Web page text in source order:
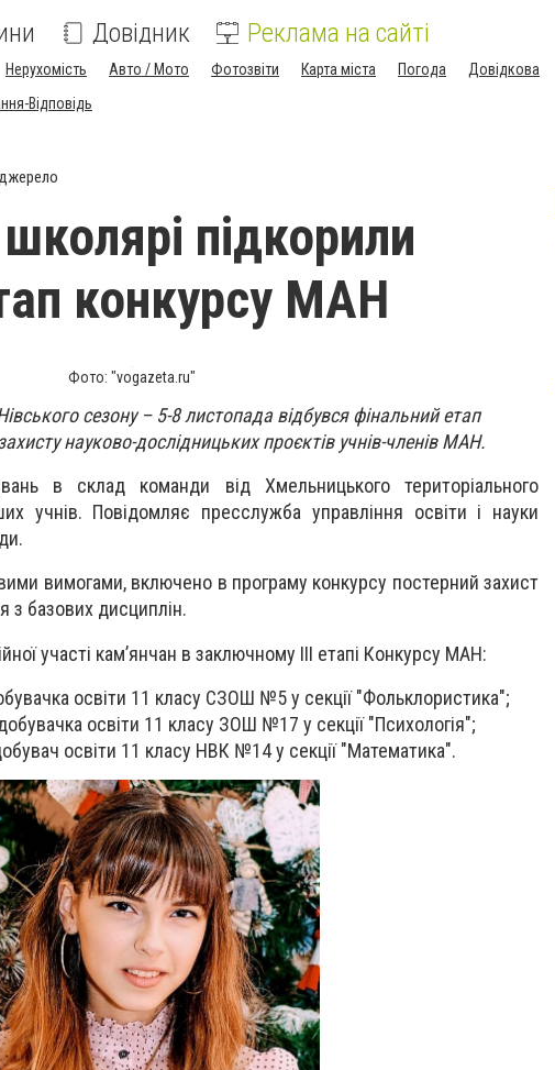
Довідник Реклама на сайті
Нерухомість Авто / Мото Фотозвіти Карта міста Погода
Довідкова
Відповідь
підкорили
конкурсу МАН
Фото: "vogazeta.ru"
сезону – 5-8 листопада відбувся фінальний етап
науково-дослідницьких проєктів учнів-членів МАН.
в склад команди від Хмельницького територіального
учнів. Повідомляє пресслужба управління освіти і науки
вимогами, включено в програму конкурсу постерний захист
з базових дисциплін.
участі кам’янчан в заключному ІІІ етапі Конкурсу МАН:
освіти 11 класу СЗОШ №5 у секції "Фольклористика";
освіти 11 класу ЗОШ №17 у секції "Психологія";
освіти 11 класу НВК №14 у секції "Математика".